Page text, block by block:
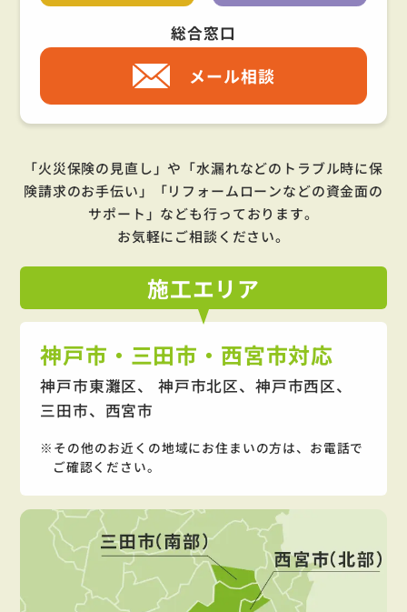
総合窓口
メール相談
「火災保険の見直し」や「水漏れなどのトラブル時に保
険請求のお手伝い」「リフォームローンなどの資金面の
サポート」 なども行っております。
お気軽にご相談ください。
施工エリア
神戸市・三田市・西宮市対応
神戸市東灘区、 神戸市北区、神戸市西区、
三田市、西宮市
その他のお近くの地域にお住まいの方は、お電話で
ご確認ください。